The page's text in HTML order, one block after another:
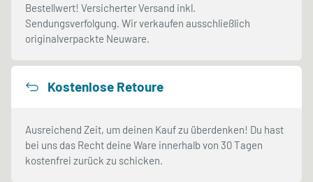
Bestellwert! Versicherter Versand inkl.
Sendungsverfolgung. Wir verkaufen ausschließlich
originalverpackte Neuware.
Kostenlose Retoure
Ausreichend Zeit, um deinen Kauf zu überdenken! Du hast
bei uns das Recht deine Ware innerhalb von 30 Tagen
kostenfrei zurück zu schicken.